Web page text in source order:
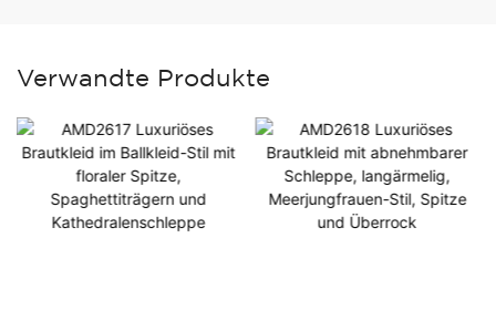
Verwandte Produkte